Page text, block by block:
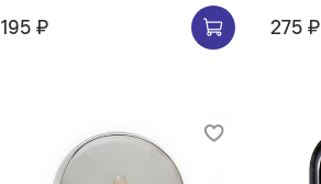
195 ₽ 275 ₽